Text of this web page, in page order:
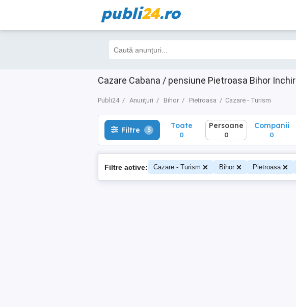
publi24.ro
Cazare Cabana / pensiune Pietroasa Bihor
Publi24 Anunțuri Bihor Pietroasa Cazare - Turism
Filtre 5 Toate
0
Filtre 5 Toate
0
Persoane
0
Companii
0
Filtre active: Cazare - Turism Bihor Pietroasa